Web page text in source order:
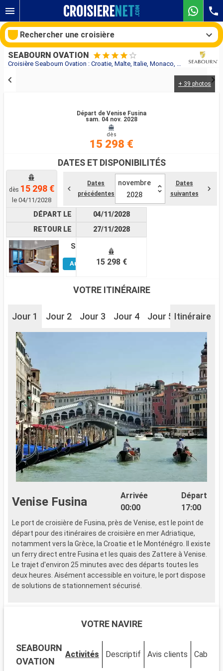
Croisière Seabourn Ovation : Croatie, Malte, Italie, Monaco, France, Majorque, Espagne, Maroc, Portugal au départ de Venise Fusina
SEABOURN OVATION
+ 39 photos
Départ de Venise Fusina
sam. 04 nov. 2028
dès
15 298 €
DATES ET DISPONIBILITÉS
dès 15 298 €
le 04/11/2028
Dates
précédentes
novembre
2028
Dates
suivantes
DÉPART LE
RETOUR LE
Suite
Autres
04/11/2028
27/11/2028
15 298 €
VOTRE ITINÉRAIRE
Jour 1 Jour 2 Jour 3 Jour 4 Jour 5 Jour 6
Itinéraire
Venise Fusina
Arrivée
00:00
Départ
17:00
Le port de croisière de Fusina, près de Venise, est le point de
départ pour des itinéraires de croisière en mer Adriatique,
notamment vers la Grèce, la Croatie et le Monténégro. Il existe
un ferry direct entre Fusina et les quais des Zattere à Venise.
Le trajet d'environ 25 minutes avec des départs toutes les
deux heures. Aisément accessible en voiture, le port dispose
de solutions de stationnement sécurisé.
Rovinj est une des destinations les plus touristiques
Mer Adriatique. Un terminal de croisière particulièrement actif
y a été aménagé pour assurer la liaison de la péninsule avec
VOTRE NAVIRE
SEABOURN
OVATION
Activités Descriptif Avis clients Cabines
Rechercher une croisière
Rechercher